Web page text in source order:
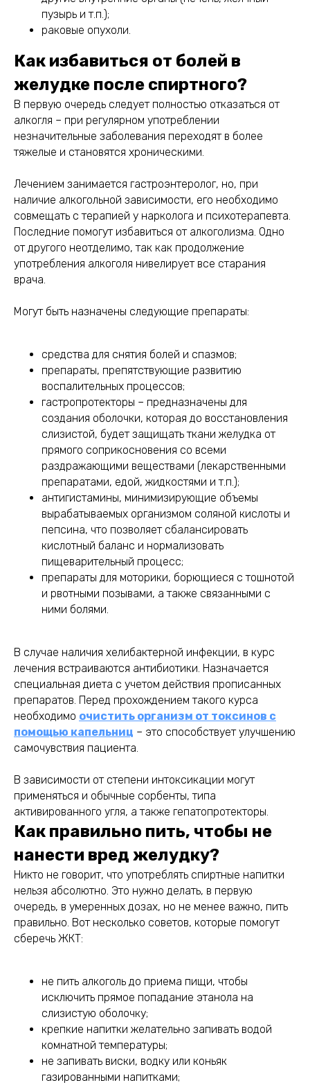
пузырь и т.п.);
раковые опухоли.
Как избавиться от болей в
желудке после спиртного?
В первую очередь следует полностью отказаться от
алкогля – при регулярном употреблении
незначительные заболевания переходят в более
тяжелые и становятся хроническими.
Лечением занимается гастроэнтеролог, но, при
наличие алкогольной зависимости, его необходимо
совмещать с терапией у нарколога и психотерапевта.
Последние помогут избавиться от алкоголизма. Одно
от другого неотделимо, так как продолжение
употребления алкоголя нивелирует все старания
врача.
Могут быть назначены следующие препараты:
средства для снятия болей и спазмов;
препараты, препятствующие развитию
воспалительных процессов;
гастропротекторы – предназначены для
создания оболочки, которая до восстановления
слизистой, будет защищать ткани желудка от
прямого соприкосновения со всеми
раздражающими веществами (лекарственными
препаратами, едой, жидкостями и т.п.);
антигистамины, минимизирующие объемы
вырабатываемых организмом соляной кислоты и
пепсина, что позволяет сбалансировать
кислотный баланс и нормализовать
пищеварительный процесс;
препараты для моторики, борющиеся с тошнотой
и рвотными позывами, а также связанными с
ними болями.
В случае наличия хелибактерной инфекции, в курс
лечения встраиваются антибиотики. Назначается
специальная диета с учетом действия прописанных
препаратов. Перед прохождением такого курса
необходимо очистить организм от токсинов с
помощью капельниц – это способствует улучшению
самочувствия пациента.
В зависимости от степени интоксикации могут
применяться и обычные сорбенты, типа
активированного угля, а также гепатопротекторы.
Как правильно пить, чтобы не
нанести вред желудку?
Никто не говорит, что употреблять спиртные напитки
нельзя абсолютно. Это нужно делать, в первую
очередь, в умеренных дозах, но не менее важно, пить
правильно. Вот несколько советов, которые помогут
сберечь ЖКТ:
не пить алкоголь до приема пищи, чтобы
исключить прямое попадание этанола на
слизистую оболочку;
крепкие напитки желательно запивать водой
комнатной температуры;
не запивать виски, водку или коньяк
газированными напитками;